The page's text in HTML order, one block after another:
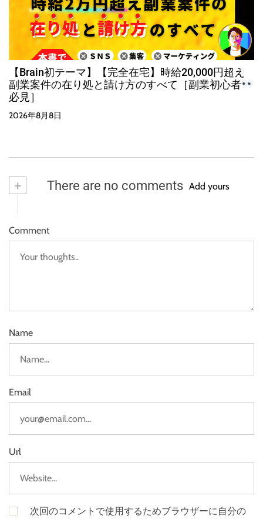
【Brain初テーマ】【完全在宅】時給20,000円超え
副業案件の在り処と請け方のすべて［副業初心者
必見］
2026年8月8日
+ There are no comments Add yours
Comment
Name
Email
Url
次回のコメントで使用するためブラウザーに自分の